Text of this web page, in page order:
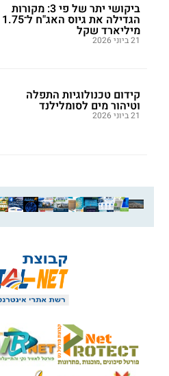
ביקושי יתר של פי 3: מקורות
הגדילה את גיוס האג"ח ל־1.75
מיליארד שקל
21 ביוני 2026
קידום טכנולוגיות התפלה
וטיהור מים לסומלילנד
21 ביוני 2026